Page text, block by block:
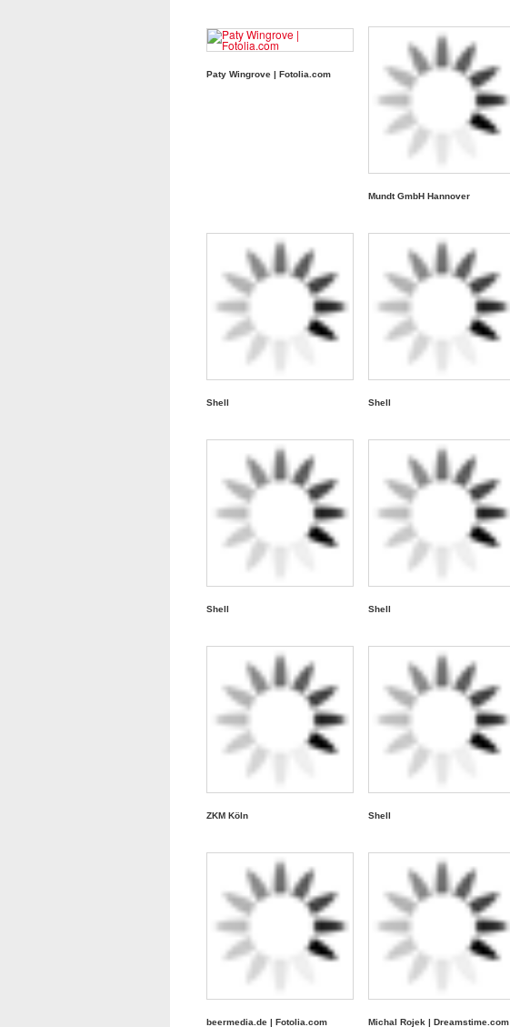
Paty Wingrove | Fotolia.com
Mundt GmbH Hannover
Shell Shell
Shell Shell
ZKM Köln Shell
beermedia.de | Fotolia.com Michal Rojek | Dreamstime.com